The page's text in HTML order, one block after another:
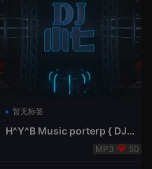
暂无标签
H^Y^B Music porterp { DJ
小七&高总夜空中的风铃}
50